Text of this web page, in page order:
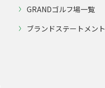
GRANDゴルフ場一覧
ブランドステートメント